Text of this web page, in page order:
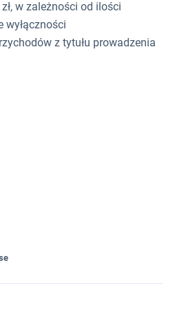
w zależności od ilości
wyłączności
z tytułu prowadzenia